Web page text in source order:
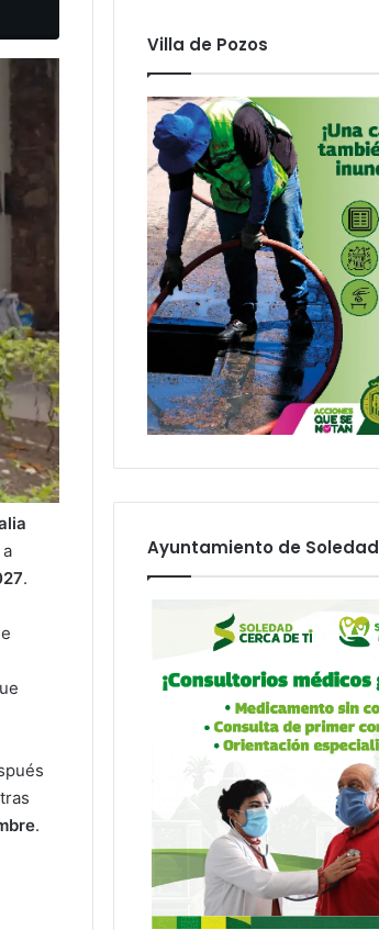
.
.
Villa de Pozos
Ayuntamiento de Soledad